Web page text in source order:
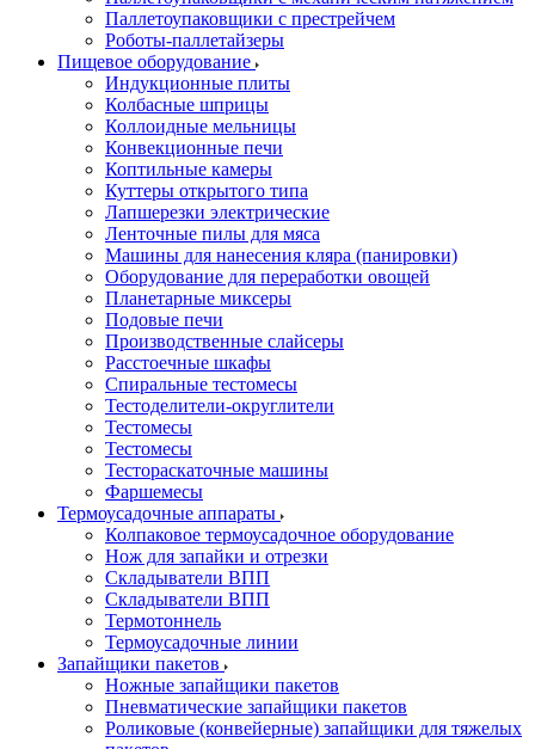
Паллетоупаковщики с престрейчем
Роботы-паллетайзеры
Пищевое оборудование
Индукционные плиты
Колбасные шприцы
Коллоидные мельницы
Конвекционные печи
Коптильные камеры
Куттеры открытого типа
Лапшерезки электрические
Ленточные пилы для мяса
Машины для нанесения кляра (панировки)
Оборудование для переработки овощей
Планетарные миксеры
Подовые печи
Производственные слайсеры
Расстоечные шкафы
Спиральные тестомесы
Тестоделители-округлители
Тестомесы
Тестомесы
Тестораскаточные машины
Фаршемесы
Термоусадочные аппараты
Колпаковое термоусадочное оборудование
Нож для запайки и отрезки
Складыватели ВПП
Складыватели ВПП
Термотоннель
Термоусадочные линии
Запайщики пакетов
Ножные запайщики пакетов
Пневматические запайщики пакетов
Роликовые (конвейерные) запайщики для тяжелых